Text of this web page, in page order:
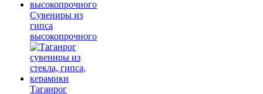
Сувениры из
гипса
высокопрочного
Таганрог